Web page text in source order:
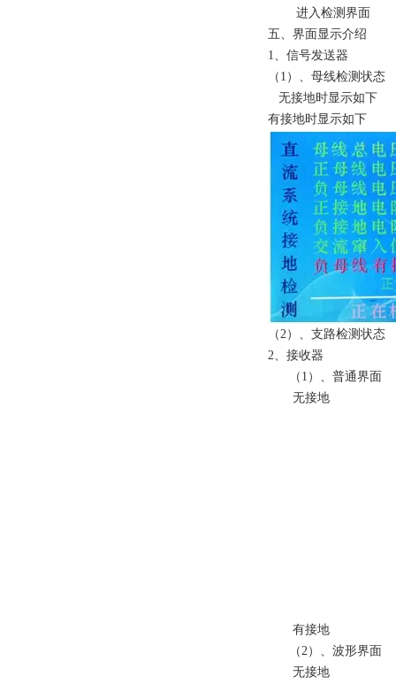
进入检测界面
五、界面显示介绍
1、信号发送器
（1）、母线检测状态
无接地时显示如下
有接地时显示如下
（2）、支路检测状态
2、接收器
（1）、普通界面
无接地
有接地
（2）、波形界面
无接地